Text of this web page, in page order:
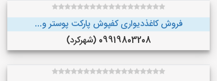
فروش کاغذدیواری کفپوش پارکت پوستر و...
09919803208 (شهرکرد)